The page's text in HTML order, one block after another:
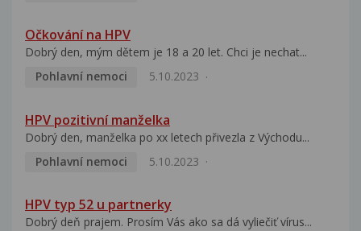
Očkování na HPV
Dobrý den, mým dětem je 18 a 20 let. Chci je nechat...
Pohlavní nemoci
5.10.2023
HPV pozitivní manželka
Dobrý den, manželka po xx letech přivezla z Východu...
Pohlavní nemoci
5.10.2023
HPV typ 52 u partnerky
Dobrý deň prajem. Prosím Vás ako sa dá vyliečiť vírus...